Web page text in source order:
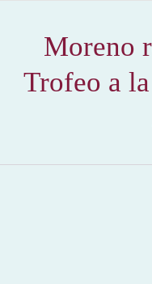
Moreno
Trofeo a